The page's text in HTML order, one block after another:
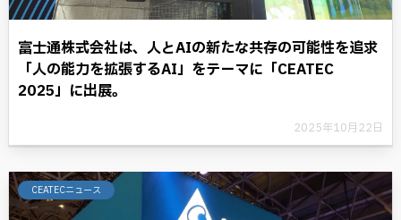
富士通株式会社は、人とAIの新たな共存の可能性を追求
「人の能力を拡張するAI」をテーマに「CEATEC
2025」に出展。
2025年10月22日
CEATECニュース